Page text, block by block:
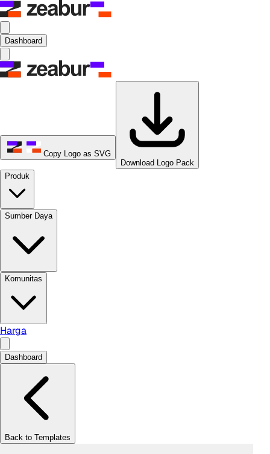
Dashboard
Copy Logo as SVG
Download Logo Pack
Produk
Sumber Daya
Komunitas
Harga
Dashboard
Back to Templates